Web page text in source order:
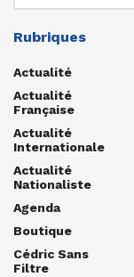
Rubriques
Actualité
Actualité
Française
Actualité
Internationale
Actualité
Nationaliste
Agenda
Boutique
Cédric Sans
Filtre